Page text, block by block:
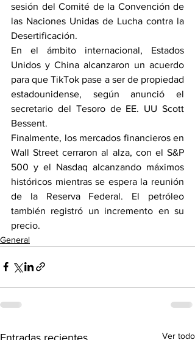
sesión del Comité de la Convención de
las Naciones Unidas de Lucha contra la
Desertificación.
En el ámbito internacional, Estados
Unidos y China alcanzaron un acuerdo
para que TikTok pase a ser de propiedad
estadounidense, según anunció el
secretario del Tesoro de EE. UU Scott
Bessent.
Finalmente, los mercados financieros en
Wall Street cerraron al alza, con el S&P
500 y el Nasdaq alcanzando máximos
históricos mientras se espera la reunión
de la Reserva Federal. El petróleo
también registró un incremento en su
precio.
General
Entradas recientes Ver todo